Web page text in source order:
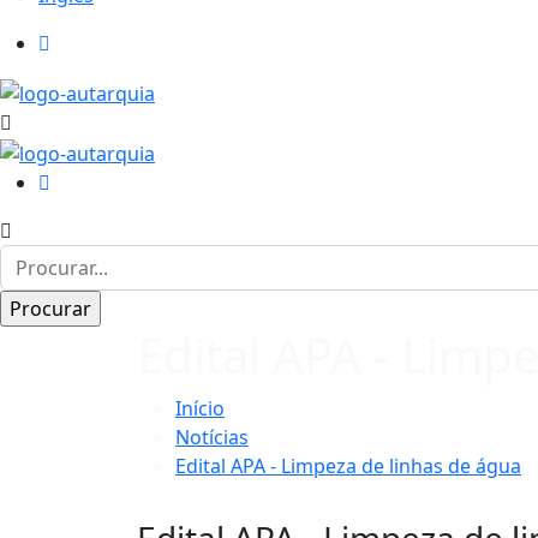
Início
Notícias
Edital APA - Limpeza de linhas de água